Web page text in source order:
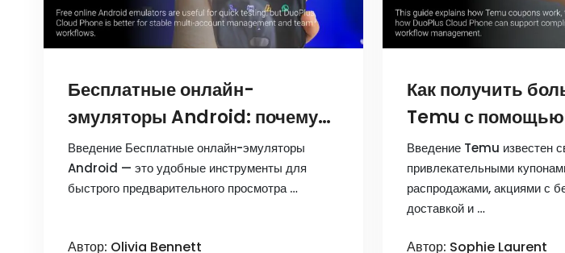
Бесплатные онлайн-
эмуляторы Android: почему
они не подходят для
управления
мультиаккаунтами и как
Введение Бесплатные онлайн-эмуляторы
Android — это удобные инструменты для
быстрого предварительного просмотра …
Автор: Olivia Bennett
Как получить
Temu с помощью
телефона
DuoPlus（
нескольким
Введение Temu известен
привлекательными
распродажами, акциями с
доставкой и …
Автор: Sophie Laurent